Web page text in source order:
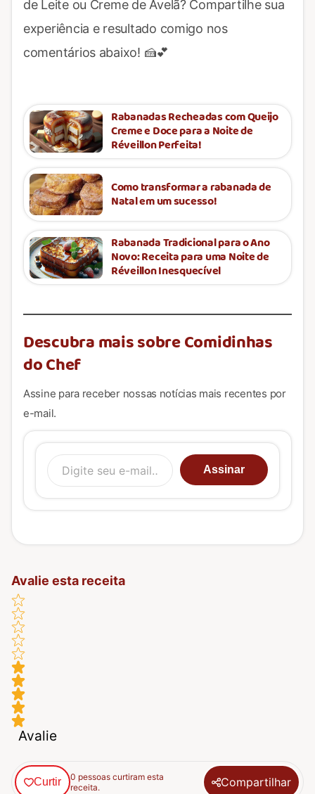
de Leite ou Creme de Avelã? Compartilhe sua
experiência e resultado comigo nos
comentários abaixo! 🍰💕
Rabanadas Recheadas com Queijo
Creme e Doce para a Noite de
Réveillon Perfeita!
Como transformar a rabanada de
Natal em um sucesso!
Rabanada Tradicional para o Ano
Novo: Receita para uma Noite de
Réveillon Inesquecível
Descubra mais sobre Comidinhas
do Chef
Assine para receber nossas notícias mais recentes por
e-mail.
Digite seu e-mail…
Assinar
Avalie esta receita
Avalie
Curtir
0 pessoas curtiram esta
receita.
Compartilhar